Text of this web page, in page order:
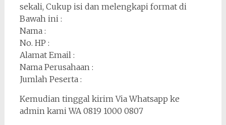
sekali, Cukup isi dan melengkapi format di
Bawah ini :
Nama :
No. HP :
Alamat Email :
Nama Perusahaan :
Jumlah Peserta :
Kemudian tinggal kirim Via Whatsapp ke
admin kami WA 0819 1000 0807